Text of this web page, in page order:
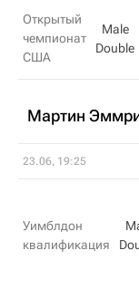
Открытый
чемпионат
США
Male
Double
Мартин
23.06, 19:25
Уимблдон
квалификация